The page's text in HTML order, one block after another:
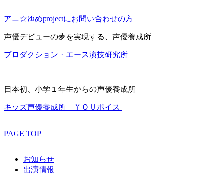
アニ☆ゆめprojectにお問い合わせの方
声優デビューの夢を実現する、声優養成所
プロダクション・エース演技研究所
日本初、小学１年生からの声優養成所
キッズ声優養成所 ＹＯＵボイス
PAGE TOP
お知らせ
出演情報